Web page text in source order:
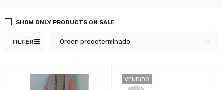
FILTER Orden predeterminado
SHOW ONLY PRODUCTS ON SALE
VENDIDO